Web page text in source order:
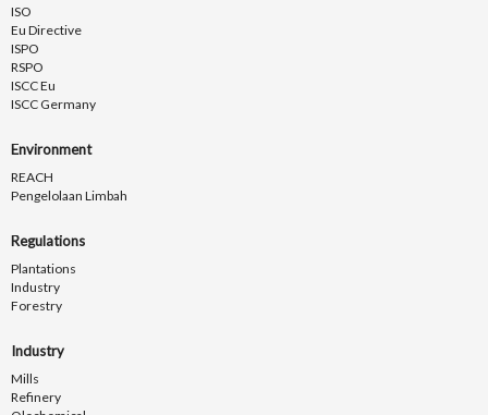
ISO
Eu Directive
ISPO
RSPO
ISCC Eu
ISCC Germany
Environment
REACH
Pengelolaan Limbah
Regulations
Plantations
Industry
Forestry
Industry
Mills
Refinery